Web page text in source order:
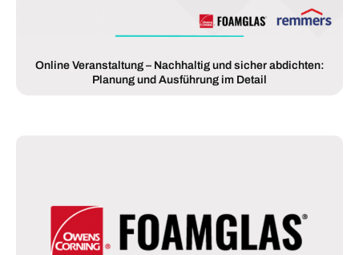
Online Veranstaltung – Nachhaltig und sicher abdichten:
Planung und Ausführung im Detail